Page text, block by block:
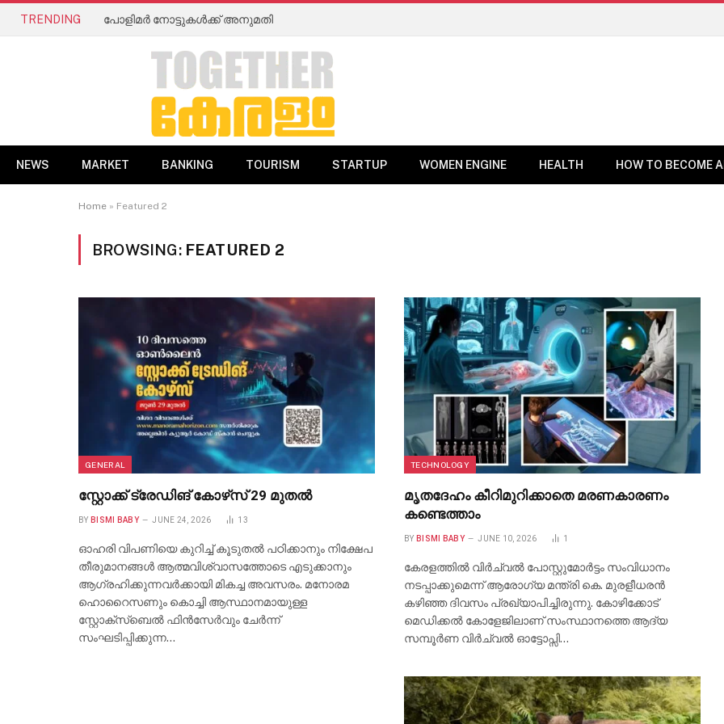
TRENDING പോളിമർ നോട്ടുകൾക്ക് അനുമതി
NEWS MARKET BANKING TOURISM STARTUP WOMEN ENGINE HEALTH HOW TO BECOME
Home » Featured 2
BROWSING: FEATURED 2
GENERAL
സ്റ്റോക്ക് ട്രേഡിങ് കോഴ്‌സ് 29 മുതൽ
BY BISMI BABY JUNE 24, 2026 13
ഓഹരി വിപണിയെ കുറിച്ച് കൂടുതൽ പഠിക്കാനും നിക്ഷേപ
തീരുമാനങ്ങൾ ആത്മവിശ്വാസത്തോടെ എടുക്കാനും
ആഗ്രഹിക്കുന്നവർക്കായി മികച്ച അവസരം. മനോരമ
ഹൊറൈസണും കൊച്ചി ആസ്ഥാനമായുള്ള
സ്റ്റോക്സ്ബെൽ ഫിൻസേർവും ചേർന്ന്
സംഘടിപ്പിക്കുന്ന…
TECHNOLOGY
മൃതദേഹം കീറിമുറിക്കാതെ മരണകാരണം
കണ്ടെത്താം
BY BISMI BABY JUNE 10, 2026 1
കേരളത്തിൽ വിർച്വൽ പോസ്റ്റുമോർട്ടം സംവിധാനം
നടപ്പാക്കുമെന്ന് ആരോഗ്യ മന്ത്രി കെ. മുരളീധരൻ
കഴിഞ്ഞ ദിവസം പ്രഖ്യാപിച്ചിരുന്നു. കോഴിക്കോട്
മെഡിക്കൽ കോളേജിലാണ് സംസ്ഥാനത്തെ ആദ്യ
സമ്പൂർണ വിർച്വൽ ഓട്ടോപ്സി…
BUSINESS NEWS
ആർകോൺ ഹോംസിനൊപ്പം വിനീതും
ധ്യാനും